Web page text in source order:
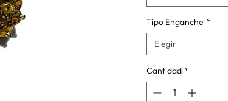
Tipo Enganche *
Elegir
Cantidad *